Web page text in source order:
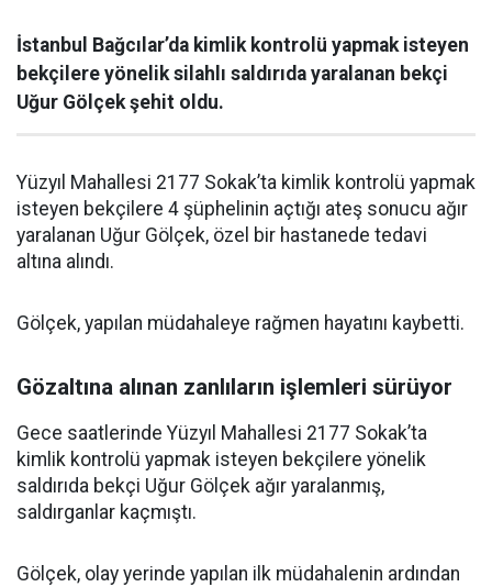
İstanbul Bağcılar’da kimlik kontrolü yapmak isteyen
bekçilere yönelik silahlı saldırıda yaralanan bekçi
Uğur Gölçek şehit oldu.
Yüzyıl Mahallesi 2177 Sokak’ta kimlik kontrolü yapmak
isteyen bekçilere 4 şüphelinin açtığı ateş sonucu ağır
yaralanan Uğur Gölçek, özel bir hastanede tedavi
altına alındı.
Gölçek, yapılan müdahaleye rağmen hayatını kaybetti.
Gözaltına alınan zanlıların işlemleri sürüyor
Gece saatlerinde Yüzyıl Mahallesi 2177 Sokak’ta
kimlik kontrolü yapmak isteyen bekçilere yönelik
saldırıda bekçi Uğur Gölçek ağır yaralanmış,
saldırganlar kaçmıştı.
Gölçek, olay yerinde yapılan ilk müdahalenin ardından